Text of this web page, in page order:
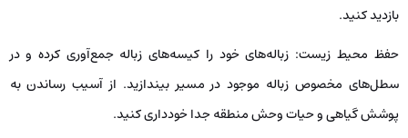
بازدید کنید.
حفظ محیط زیست: زباله‌های خود را کیسه‌های زباله جمع‌آوری کرده و در
سطل‌های مخصوص زباله موجود در مسیر بیندازید. از آسیب رساندن به
پوشش گیاهی و حیات وحش منطقه جدا خودداری کنید.